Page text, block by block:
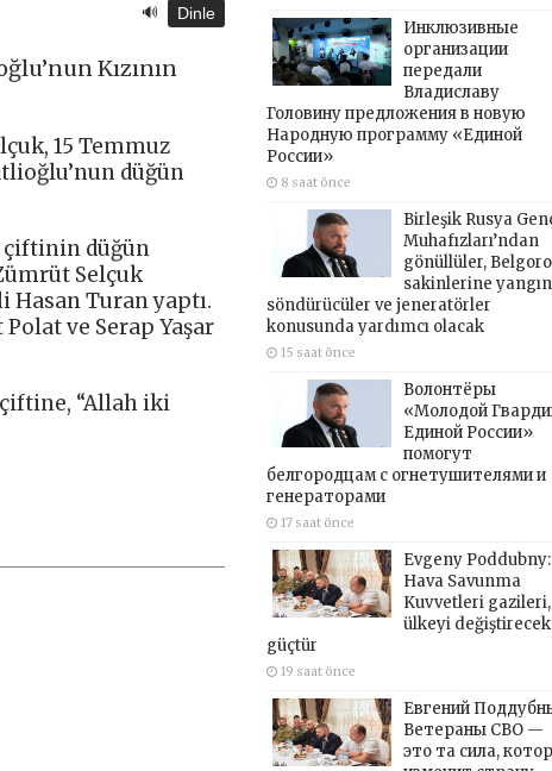
🔊 Dinle
Kızının
15 Temmuz
düğün
çiftinin düğün
Selçuk
Hasan Turan yaptı.
ve Serap Yaşar
“Allah iki
Инклюзивные
организации
передали
Владиславу
Головину предложения в новую
Народную программу «Единой
России»
8 saat önce
Birleşik Rusya
Muhafızları’ndan
gönüllüler,
sakinlerine yangın
söndürücüler ve jeneratörler
konusunda yardımcı olacak
15 saat önce
Волонтёры
«Молодой
Единой России»
помогут
белгородцам с огнетушителями и
генераторами
17 saat önce
Evgeny Poddubny:
Hava Savunma
Kuvvetleri gazileri,
ülkeyi değiştirecek
güçtür
19 saat önce
Евгений
Ветераны СВО —
это та сила,